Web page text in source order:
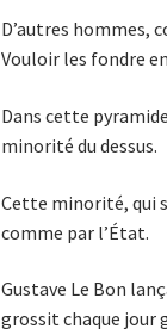
D’autres hommes,
Vouloir les fondre
Dans cette
minorité du dessus.
Cette minorité, qui
comme par l’État.
Gustave Le Bon
grossit cha­que jour